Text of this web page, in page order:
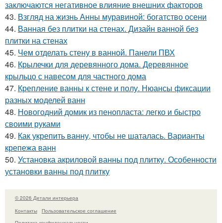
заключаются негативное влияние внешних факторов
43. Взгляд на жизнь Анны муравиной: богатство осени
44. Ванная без плитки на стенах. Дизайн ванной без
плитки на стенах
45. Чем отделать стену в ванной. Панели ПВХ
46. Крылечки для деревянного дома. Деревянное
крыльцо с навесом для частного дома
47. Крепление ванны к стене и полу. Нюансы фиксации
разных моделей ванн
48. Новогодний домик из пенопласта: легко и быстро
своими руками
49. Как укрепить ванну, чтобы не шаталась. Варианты
крепежа ванн
50. Установка акриловой ванны под плитку. Особенности
установки ванны под плитку
© 2026 Детали интерьера
Контакты
Пользовательское соглашение